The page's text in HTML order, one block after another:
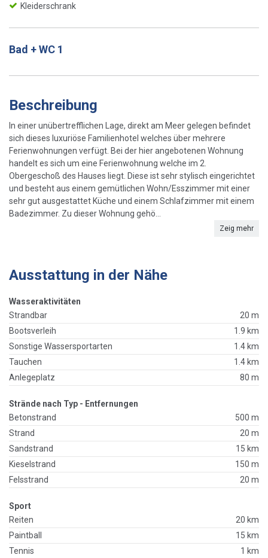
Kleiderschrank
Bad + WC 1
Beschreibung
In einer unübertrefflichen Lage, direkt am Meer gelegen befindet
sich dieses luxuriöse Familienhotel welches über mehrere
Ferienwohnungen verfügt. Bei der hier angebotenen Wohnung
handelt es sich um eine Ferienwohnung welche im 2.
Obergeschoß des Hauses liegt. Diese ist sehr stylisch eingerichtet
und besteht aus einem gemütlichen Wohn/Esszimmer mit einer
sehr gut ausgestattet Küche und einem Schlafzimmer mit einem
Badezimmer. Zu dieser Wohnung gehö...
Zeig mehr
Ausstattung in der Nähe
Wasseraktivitäten
Strandbar
20 m
Bootsverleih
1.9 km
Sonstige Wassersportarten
1.4 km
Tauchen
1.4 km
Anlegeplatz
80 m
Strände nach Typ - Entfernungen
Betonstrand
500 m
Strand
20 m
Sandstrand
15 km
Kieselstrand
150 m
Felsstrand
20 m
Sport
Reiten
20 km
Paintball
15 km
Tennis
1 km